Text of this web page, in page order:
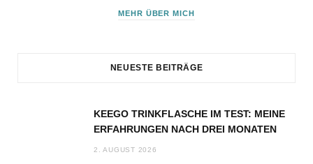
MEHR ÜBER MICH
NEUESTE BEITRÄGE
KEEGO TRINKFLASCHE IM TEST: MEINE
ERFAHRUNGEN NACH DREI MONATEN
2. AUGUST 2026